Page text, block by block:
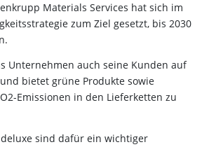
Materials Services hat sich im
zum Ziel gesetzt, bis 2030
Unternehmen auch seine Kunden auf
bietet grüne Produkte sowie
Emissionen in den Lieferketten zu
sind dafür ein wichtiger